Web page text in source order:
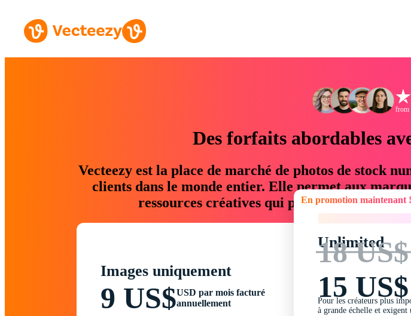
from
Des forfaits abordables
Vecteezy est la place de marché de photos de stock
clients dans le monde entier. Elle permet aux
ressources créatives qui permettent
Images uniquement
9 US$USD par mois facturé
annuellement
En promotion maintenant !
Unlimited
18 US$
15 US$
Pour les créateurs plus
à grande échelle et